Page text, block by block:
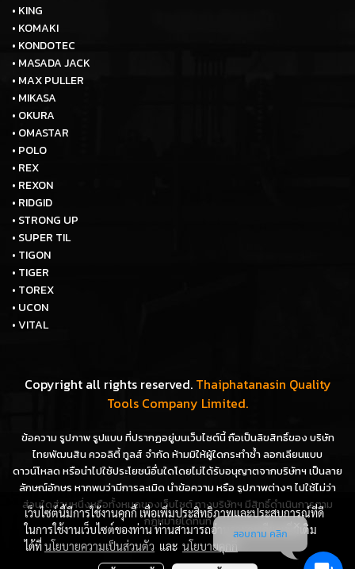
• KING
• KOMAKI
• KONDOTEC
• MASADA JACK
• MAX PULLER
• MIKASA
• OKURA
• OMASTAR
• POLO
• REX
• REXON
• RIDGID
• STRONG UP
• SUPER TIL
• TIGON
• TIGER
• TOREX
• UCON
• VITAL
Copyright all rights reserved. Thaiphatanasin Quality
Tools Company Limited.
ข้อความ รูปภาพ รูปแบบ ที่ปรากฏอยู่บนเว็บไซต์นี้ ถือเป็นลิขสิทธิ์ของ บริษัท
ไทยพัฒนสิน ควอลิตี้ ทูลส์ จำกัด ห้ามมิให้ผู้ใดกระทำซ้ำ ลอกเลียนแบบ
ดาวน์โหลด หรือนำไปใช้ประโยชน์อื่นใดโดยไม่ได้รับอนุญาตจากบริษัทฯ เป็นลาย
ลักษณ์อักษร หากพบว่ามีการละเมิด นำข้อความ หรือ รูปภาพต่างๆ ไปใช้ไม่ว่า
ส่วนใดส่วนหนึ่งหรือทั้งหมดของเว็บไซต์ ทางบริษัทฯ มีสิทธิ์ดำเนินการตาม
กฎหมายได้ทันที
เว็บไซต์นี้มีการใช้งานคุกกี้ เพื่อเพิ่มประสิทธิภาพและประสบการณ์ที่ดี
ในการใช้งานเว็บไซต์ของท่าน ท่านสามารถอ่านรายละเอียดเพิ่มเติม
ได้ที่นโยบายความเป็นส่วนตัว และ นโยบายคุกกี้
สอบถาม คลิก